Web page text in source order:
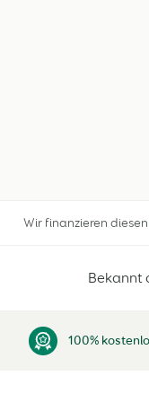
Wir finanzieren
Bekannt
100%